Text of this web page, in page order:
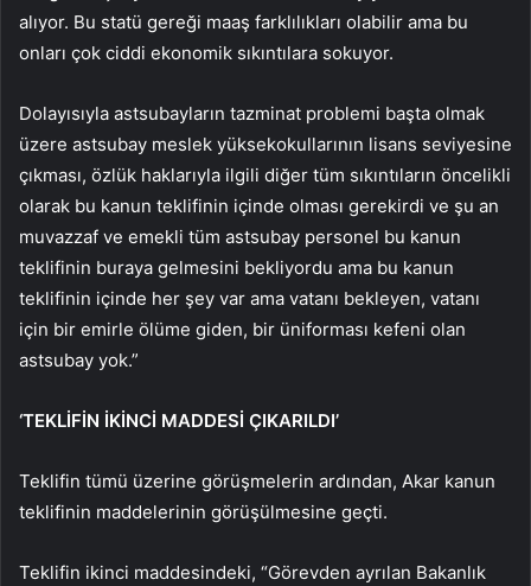
alıyor. Bu statü gereği maaş farklılıkları olabilir ama bu
onları çok ciddi ekonomik sıkıntılara sokuyor.
Dolayısıyla astsubayların tazminat problemi başta olmak
üzere astsubay meslek yüksekokullarının lisans seviyesine
çıkması, özlük haklarıyla ilgili diğer tüm sıkıntıların öncelikli
olarak bu kanun teklifinin içinde olması gerekirdi ve şu an
muvazzaf ve emekli tüm astsubay personel bu kanun
teklifinin buraya gelmesini bekliyordu ama bu kanun
teklifinin içinde her şey var ama vatanı bekleyen, vatanı
için bir emirle ölüme giden, bir üniforması kefeni olan
astsubay yok.”
‘TEKLİFİN İKİNCİ MADDESİ ÇIKARILDI’
Teklifin tümü üzerine görüşmelerin ardından, Akar kanun
teklifinin maddelerinin görüşülmesine geçti.
Teklifin ikinci maddesindeki, “Görevden ayrılan Bakanlık